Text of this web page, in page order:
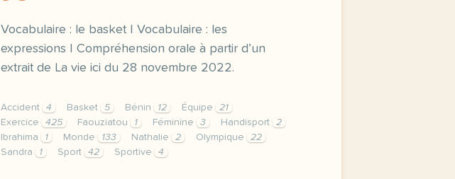
Vocabulaire : le basket | Vocabulaire : les
expressions | Compréhension orale à partir d’un
extrait de La vie ici du 28 novembre 2022.
Accident 4 Basket 5 Bénin 12 Équipe
21
Exercice
425 Faouziatou 1 Féminine 3 Handisport
2
Ibrahima
1 Monde 133 Nathalie 2 Olympique
22
Sandra
1 Sport 42 Sportive 4